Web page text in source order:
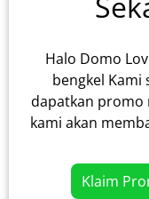
Halo Domo
bengkel Kami
dapatkan promo
kami akan
Klaim